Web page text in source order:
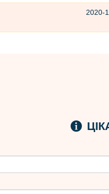
2020-